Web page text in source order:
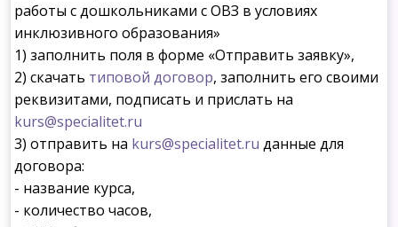
работы с дошкольниками с ОВЗ в условиях
инклюзивного образования»
1) заполнить поля в форме «Отправить заявку»,
2) скачать типовой договор, заполнить его своими
реквизитами, подписать и прислать на
kurs@specialitet.ru
3) отправить на kurs@specialitet.ru данные для
договора:
- название курса,
- количество часов,